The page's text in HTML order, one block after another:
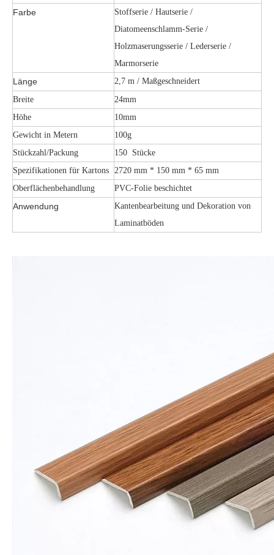
Farbe
Stoffserie / Hautserie /
Diatomeenschlamm-Serie /
Holzmaserungsserie / Lederserie /
Marmorserie
Länge
2,7 m / Maßgeschneidert
Breite
24mm
Höhe
10mm
Gewicht in Metern
100g
Stückzahl/Packung
150 Stücke
Spezifikationen für Kartons 2720 ​​mm * 150 mm * 65 mm
Oberflächenbehandlung
PVC-Folie beschichtet
Anwendung
Kantenbearbeitung und Dekoration von
Laminatböden